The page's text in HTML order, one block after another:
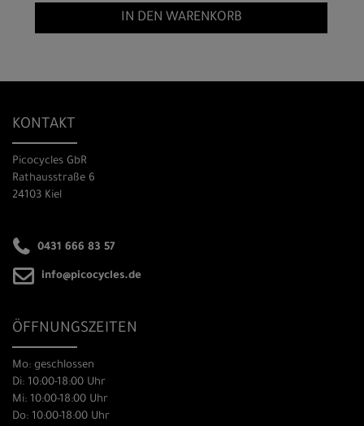
IN DEN WARENKORB
KONTAKT
Picocycles GbR
Rathausstraße 6
24103 Kiel
0431 666 83 57
info@picocycles.de
ÖFFNUNGSZEITEN
Mo: geschlossen
Di: 10:00-18:00 Uhr
Mi: 10:00-18:00 Uhr
Do: 10:00-18:00 Uhr